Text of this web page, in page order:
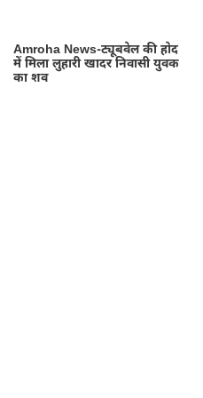
Amroha News-ट्यूबवेल की होद
में मिला लुहारी खादर निवासी युवक
का शव